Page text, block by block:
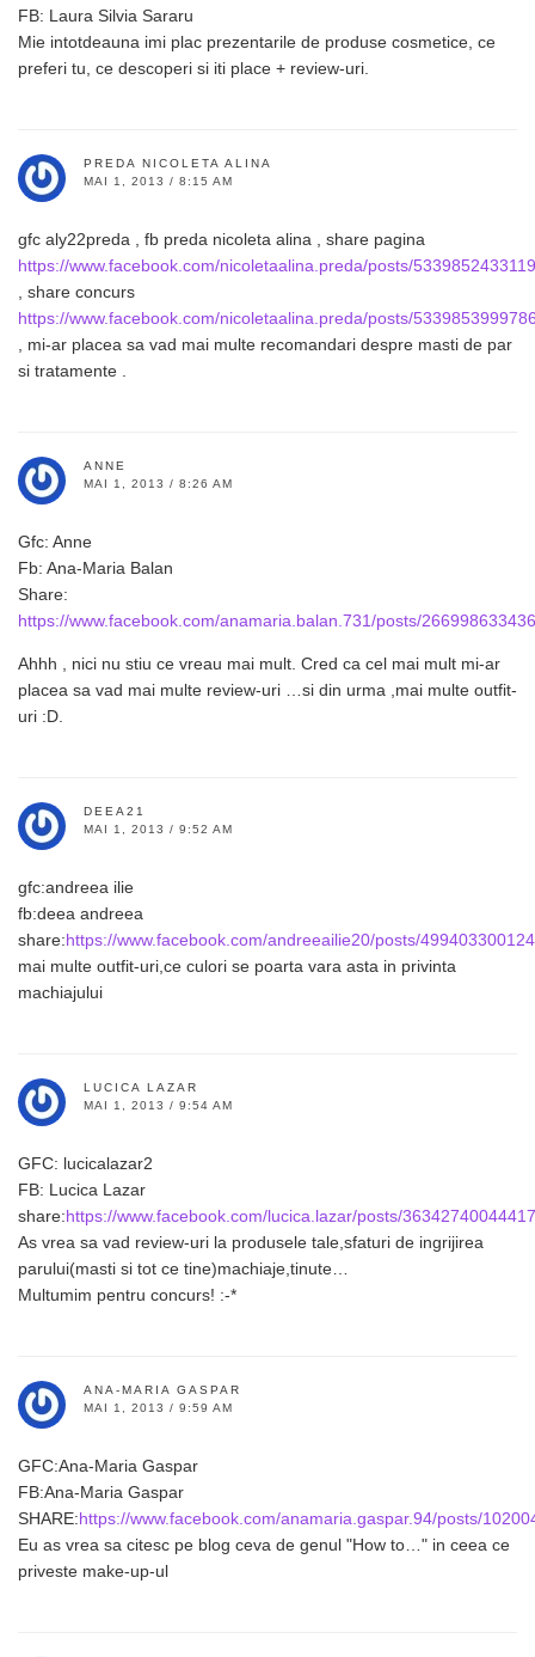
FB: Laura Silvia Sararu
Mie intotdeauna imi plac prezentarile de produse cosmetice, ce
preferi tu, ce descoperi si iti place + review-uri.
PREDA NICOLETA ALINA
MAI 1, 2013 / 8:15 AM
gfc aly22preda , fb preda nicoleta alina , share pagina
https://www.facebook.com/nicoletaalina.preda/posts/
, share concurs
https://www.facebook.com/nicoletaalina.preda/posts/
, mi-ar placea sa vad mai multe recomandari despre masti de par
si tratamente .
ANNE
MAI 1, 2013 / 8:26 AM
Gfc: Anne
Fb: Ana-Maria Balan
Share:
https://www.facebook.com/anamaria.balan.731/posts/
Ahhh , nici nu stiu ce vreau mai mult. Cred ca cel mai mult mi-ar
placea sa vad mai multe review-uri …si din urma ,mai multe outfit-
uri :D.
DEEA21
MAI 1, 2013 / 9:52 AM
gfc:andreea ilie
fb:deea andreea
share:https://www.facebook.com/andreeailie20/posts/
mai multe outfit-uri,ce culori se poarta vara asta in privinta
machiajului
LUCICA LAZAR
MAI 1, 2013 / 9:54 AM
GFC: lucicalazar2
FB: Lucica Lazar
share:https://www.facebook.com/lucica.lazar/posts/
As vrea sa vad review-uri la produsele tale,sfaturi de ingrijirea
parului(masti si tot ce tine)machiaje,tinute…
Multumim pentru concurs! :-*
ANA-MARIA GASPAR
MAI 1, 2013 / 9:59 AM
GFC:Ana-Maria Gaspar
FB:Ana-Maria Gaspar
SHARE:https://www.facebook.com/anamaria.gaspar.94/posts/
Eu as vrea sa citesc pe blog ceva de genul "How to…" in ceea ce
priveste make-up-ul